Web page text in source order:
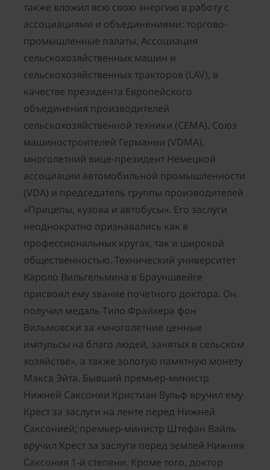
также вложил всю свою энергию в работу с
ассоциациями и объединениями: торгово-
промышленные палаты, Ассоциация
сельскохозяйственных машин и
сельскохозяйственных тракторов (LAV), в
качестве президента Европейского
объединения производителей
сельскохозяйственной техники (CEMA), Союз
машиностроителей Германии (VDMA),
многолетний вице-президент Немецкой
ассоциации автомобильной промышленности
(VDA) и председатель группы производителей
«Прицепы, кузова и автобусы». Его заслуги
неоднократно признавались как в
профессиональных кругах, так и широкой
общественностью. Технический университет
Кароло Вильгельмина в Брауншвейге
присвоил ему звание почетного доктора. Он
получил медаль Тило Фрайхера фон
Вильмовски за «многолетние ценные
импульсы на благо людей, занятых в сельском
хозяйстве», а также золотую памятную монету
Макса Эйта. Бывший премьер-министр
Нижней Саксонии Кристиан Вульф вручил ему
Крест за заслуги на ленте перед Нижней
Саксонией; премьер-министр Штефан Вайль
вручил Крест за заслуги перед землей Нижняя
Саксония 1-й степени. Кроме того, доктор